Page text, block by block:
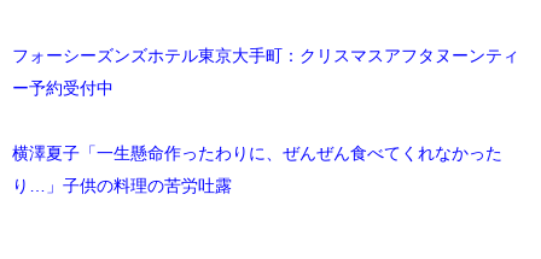
フォーシーズンズホテル東京大手町：クリスマスアフタヌーンティ
ー予約受付中
横澤夏子「一生懸命作ったわりに、ぜんぜん食べてくれなかった
り…」子供の料理の苦労吐露